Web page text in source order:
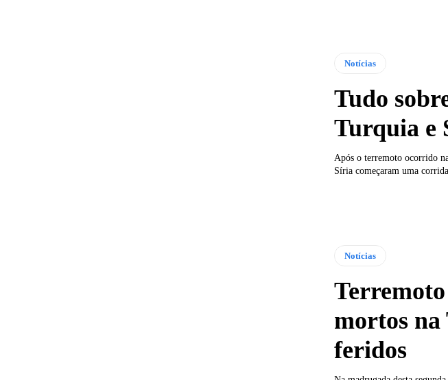
Notícias
Tudo
Turquia e
Após o terremoto ocorrido
Síria começaram uma
Notícias
mortos
feridos